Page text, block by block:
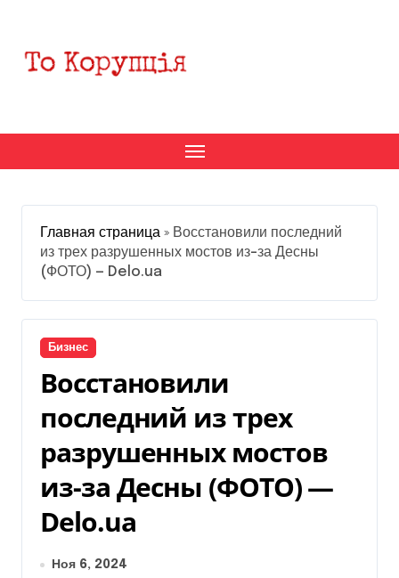
содержанию
Главная страница » Восстановили последний
из трех разрушенных мостов из-за Десны
(ФОТО) — Delo.ua
Бизнес
Восстановили
последний из трех
разрушенных мостов
из-за Десны (ФОТО) —
Delo.ua
Ноя 6, 2024